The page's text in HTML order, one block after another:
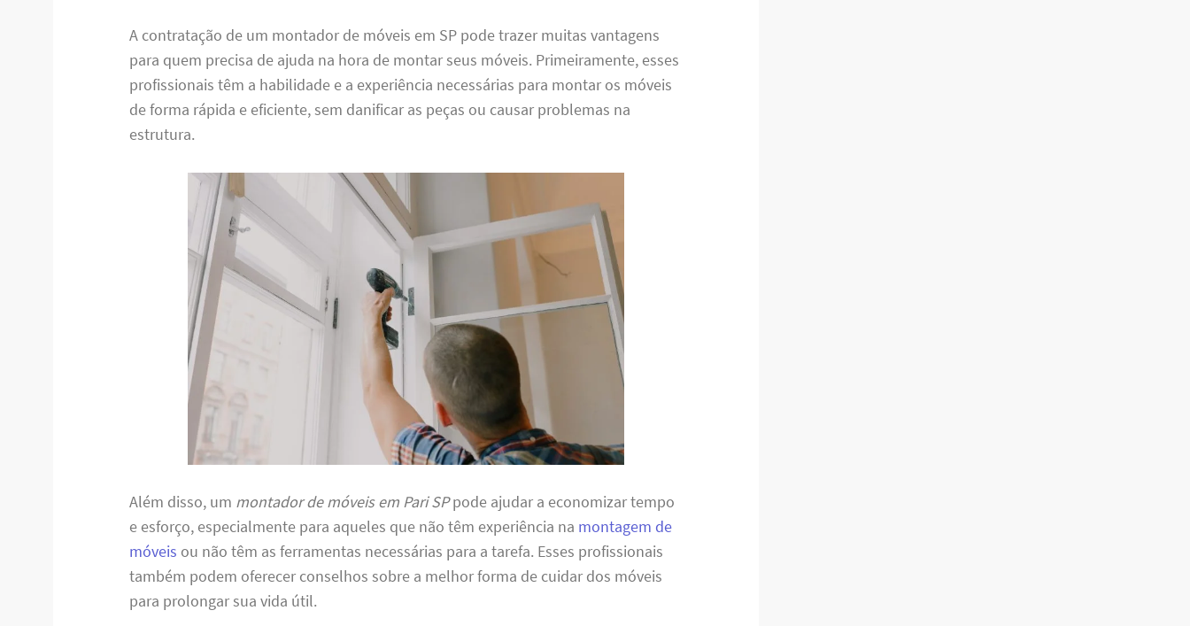
A contratação de um montador de móveis em SP pode trazer muitas vantagens
para quem precisa de ajuda na hora de montar seus móveis. Primeiramente, esses
profissionais têm a habilidade e a experiência necessárias para montar os móveis
de forma rápida e eficiente, sem danificar as peças ou causar problemas na
estrutura.
Além disso, um montador de móveis em Pari SPpode ajudar a economizar tempo
e esforço, especialmente para aqueles que não têm experiência na montagem de
móveis ou não têm as ferramentas necessárias para a tarefa. Esses profissionais
também podem oferecer conselhos sobre a melhor forma de cuidar dos móveis
para prolongar sua vida útil.